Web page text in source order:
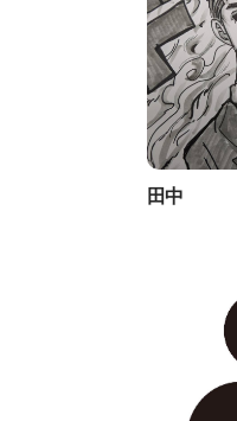
田中